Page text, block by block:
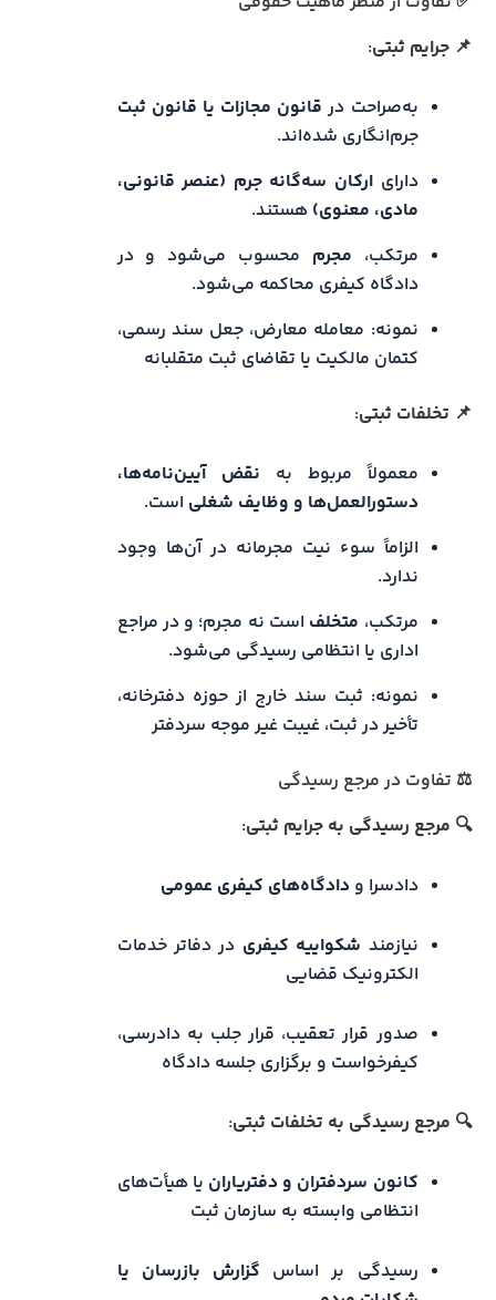
📌جرایم ثبتی:
به‌صراحت در قانون مجازات یا قانون ثبت
جرم‌انگاری شده‌اند.
دارایارکان سه‌گانه جرم (عنصر قانونی،
مادی، معنوی) هستند.
مرتکب، مجرم محسوب می‌شود و در
دادگاه کیفری محاکمه می‌شود.
نمونه: معامله معارض، جعل سند رسمی،
کتمان مالکیت یا تقاضای ثبت متقلبانه
📌 تخلفات ثبتی:
معمولاً مربوط به نقض آیین‌نامه‌ها،
دستورالعمل‌ها و وظایف شغلی است.
الزاماً سوء نیت مجرمانه در آن‌ها وجود
ندارد.
مرتکب، متخلف است نه مجرم؛ و در مراجع
اداری یا انتظامی رسیدگی می‌شود.
نمونه: ثبت سند خارج از حوزه دفترخانه،
تأخیر در ثبت، غیبت غیر موجه سردفتر
⚖️ تفاوت در مرجع رسیدگی
🔍 مرجع رسیدگی به جرایم ثبتی:
دادسرا ودادگاه‌های کیفری عمومی
نیازمند شکواییه کیفری در دفاتر خدمات
الکترونیک قضایی
صدور قرار تعقیب، قرار جلب به دادرسی،
کیفرخواست و برگزاری جلسه دادگاه
🔍 مرجع رسیدگی به تخلفات ثبتی:
کانون سردفتران و دفتریاران یا هیأت‌های
انتظامی وابسته به سازمان ثبت
رسیدگی بر اساس گزارش بازرسان یا